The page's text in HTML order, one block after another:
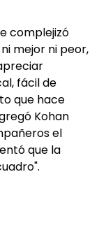
complejizó
mejor ni peor,
fácil de
que hace
Kohan
el
que la